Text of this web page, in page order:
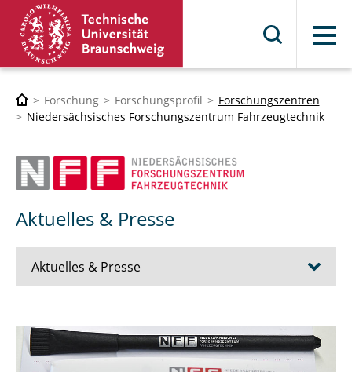
Menü
Forschung Forschungsprofil
Forschungszentren
Niedersächsisches Forschungszentrum Fahrzeugtechnik
Aktuelles & Presse
Aktuelles & Presse
Newsletter